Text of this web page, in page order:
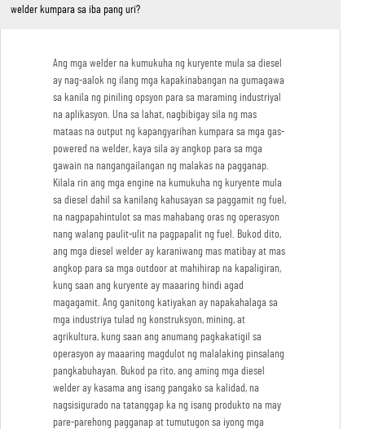
welder kumpara sa iba pang uri?
Ang mga welder na kumukuha ng kuryente mula sa diesel
ay nag-aalok ng ilang mga kapakinabangan na gumagawa
sa kanila ng piniling opsyon para sa maraming industriyal
na aplikasyon. Una sa lahat, nagbibigay sila ng mas
mataas na output ng kapangyarihan kumpara sa mga gas-
powered na welder, kaya sila ay angkop para sa mga
gawain na nangangailangan ng malakas na pagganap.
Kilala rin ang mga engine na kumukuha ng kuryente mula
sa diesel dahil sa kanilang kahusayan sa paggamit ng fuel,
na nagpapahintulot sa mas mahabang oras ng operasyon
nang walang paulit-ulit na pagpapalit ng fuel. Bukod dito,
ang mga diesel welder ay karaniwang mas matibay at mas
angkop para sa mga outdoor at mahihirap na kapaligiran,
kung saan ang kuryente ay maaaring hindi agad
magagamit. Ang ganitong katiyakan ay napakahalaga sa
mga industriya tulad ng konstruksyon, mining, at
agrikultura, kung saan ang anumang pagkakatigil sa
operasyon ay maaaring magdulot ng malalaking pinsalang
pangkabuhayan. Bukod pa rito, ang aming mga diesel
welder ay kasama ang isang pangako sa kalidad, na
nagsisigurado na tatanggap ka ng isang produkto na may
pare-parehong pagganap at tumutugon sa iyong mga